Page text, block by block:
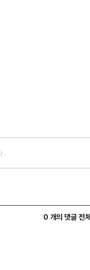
0 개의 댓글 전